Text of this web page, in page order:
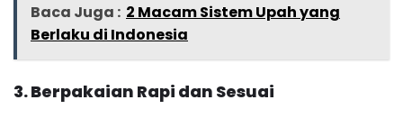
Baca Juga : 2 Macam Sistem Upah yang
Berlaku di Indonesia
3. Berpakaian Rapi dan Sesuai